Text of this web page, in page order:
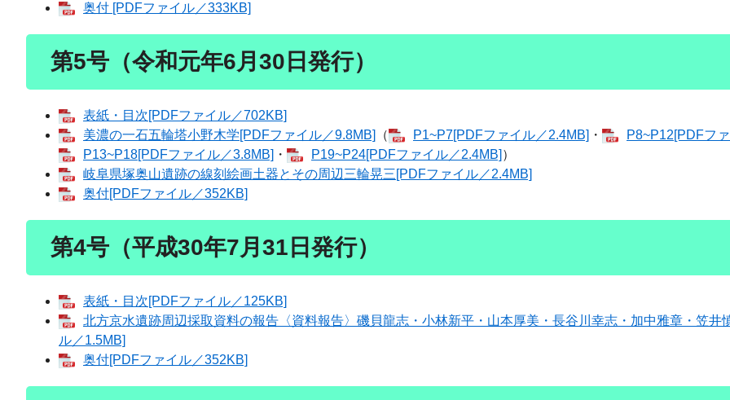
奥付 [PDFファイル／333KB]
第5号（令和元年6月30日発行）
表紙・目次[PDFファイル／702KB]
美濃の一石五輪塔小野木学[PDFファイル／9.8MB]
（ P1~P7[PDFファイル／2.4MB] ・
P8~P12[PDFフ
P13~P18[PDFファイル／3.8MB] ・ P19~P24[PDFファイル／2.4MB] ）
岐阜県塚奥山遺跡の線刻絵画土器とその周辺三輪晃三[PDFファイル／2.4MB]
奥付[PDFファイル／352KB]
第4号（平成30年7月31日発行）
表紙・目次[PDFファイル／125KB]
北方京水遺跡周辺採取資料の報告〈資料報告〉磯貝龍志・小林新平・山本厚美・長谷川幸志・加中雅章・笠井
ル／1.5MB]
奥付[PDFファイル／352KB]